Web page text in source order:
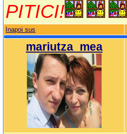
PITICI!
Inapoi sus
mariutza_mea